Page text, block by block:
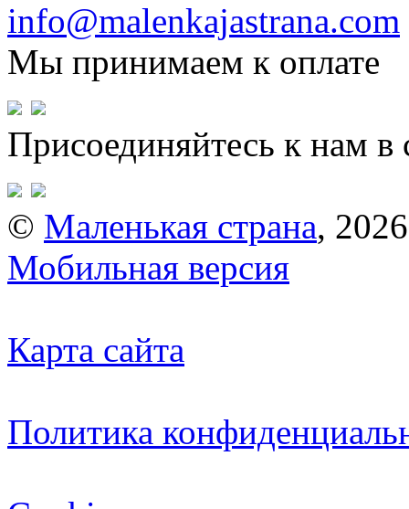
info@malenkajastrana.com
Мы принимаем к оплате
Присоединяйтесь к нам в
© Маленькая страна, 2026
Мобильная версия
Карта сайта
Политика